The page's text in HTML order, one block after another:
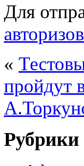
Для
«
пройдут
Рубрики